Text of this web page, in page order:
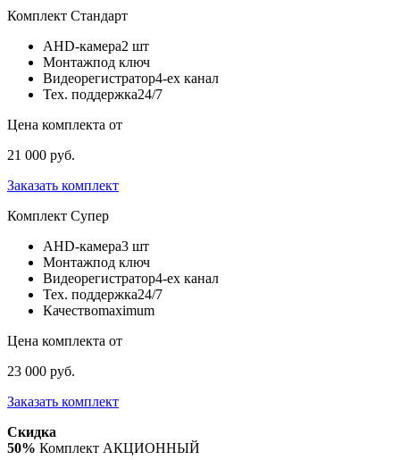
Комплект Стандарт
AHD-камера2 шт
Монтажпод ключ
Видеорегистратор4-ех канал
Тех. поддержка24/7
Цена комплекта от
21 000 руб.
Заказать комплект
Комплект Супер
AHD-камера3 шт
Монтажпод ключ
Видеорегистратор4-ех канал
Тех. поддержка24/7
Качествоmaximum
Цена комплекта от
23 000 руб.
Заказать комплект
Скидка
50% Комплект АКЦИОННЫЙ